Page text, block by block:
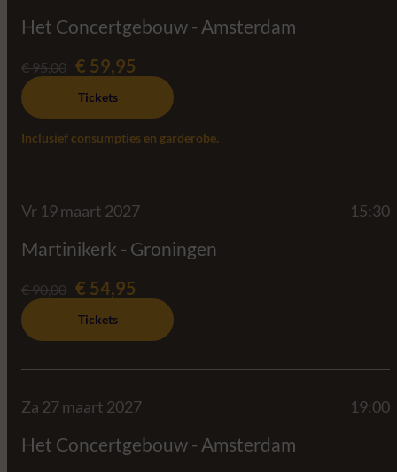
Het Concertgebouw - Amsterdam
€ 95,00 € 59,95
Tickets
Inclusief consumpties en garderobe.
Vr 19 maart 2027 15:30
Martinikerk - Groningen
€ 90,00 € 54,95
Tickets
Za 27 maart 2027 19:00
Het Concertgebouw - Amsterdam